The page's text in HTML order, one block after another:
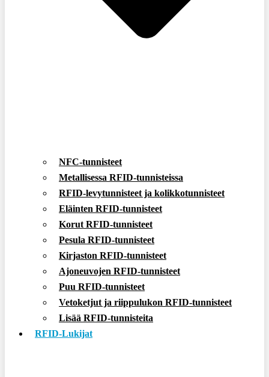
NFC-tunnisteet
Metallisessa RFID-tunnisteissa
RFID-levytunnisteet ja kolikkotunnisteet
Eläinten RFID-tunnisteet
Korut RFID-tunnisteet
Pesula RFID-tunnisteet
Kirjaston RFID-tunnisteet
Ajoneuvojen RFID-tunnisteet
Puu RFID-tunnisteet
Vetoketjut ja riippulukon RFID-tunnisteet
Lisää RFID-tunnisteita
RFID-Lukijat